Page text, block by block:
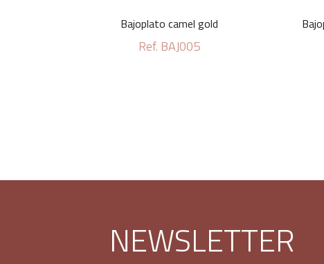
Bajoplato camel gold
Ref. BAJ005
NEWSLETTER